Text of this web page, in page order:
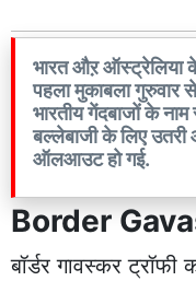
भारत औऱ ऑस्ट्रेलिया के
पहला मुकाबला गुरुवार
भारतीय गेंदबाजों के
बल्लेबाजी के लिए उतरी
ऑलआउट हो गई.
Border
बॉर्डर गावस्कर